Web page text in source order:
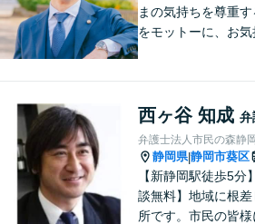
まの気持ちを尊重す
をモットーに、お気
ご相談ください【交
豊富な経験と実績で
決
西ヶ谷 知成 弁
弁護士法人市民の森静
静岡県|静岡市葵区
【新静岡駅徒歩5分
談無料】地域に根差
所です。市民の皆様